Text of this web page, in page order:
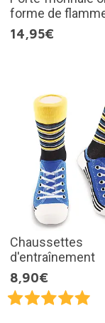
forme de
14,95€
Chaussettes
d'entraînement
8,90€